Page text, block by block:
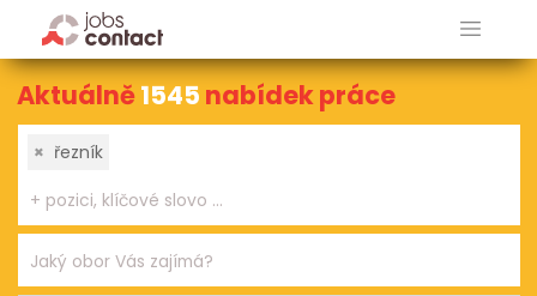
Aktuálně1545 nabídek práce
× řezník